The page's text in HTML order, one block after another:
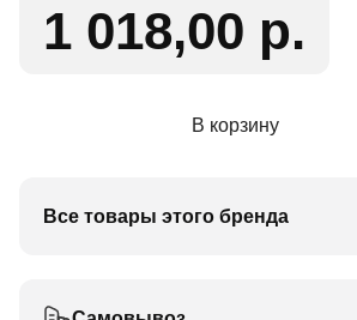
1 018,00 р.
В корзину
Все товары этого бренда